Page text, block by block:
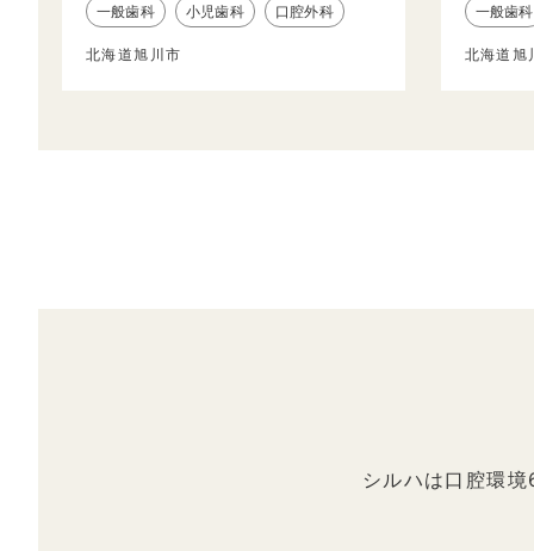
一般歯科 小児歯科 口腔外科
北海道旭川市
一般歯科
北海道旭
シルハは口腔環